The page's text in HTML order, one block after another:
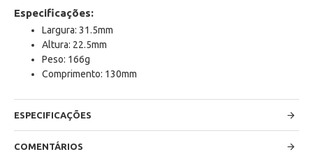
Especificações:
Largura: 31.5mm
Altura: 22.5mm
Peso: 166g
Comprimento: 130mm
ESPECIFICAÇÕES
COMENTÁRIOS